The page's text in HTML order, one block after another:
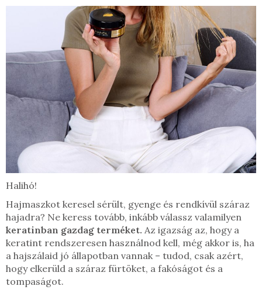
Halihó!
Hajmaszkot keresel sérült, gyenge és rendkívül száraz
hajadra? Ne keress tovább, inkább válassz valamilyen
keratinban gazdag terméket. Az igazság az, hogy a
keratint rendszeresen használnod kell, még akkor is, ha
a hajszálaid jó állapotban vannak – tudod, csak azért,
hogy elkerüld a száraz fürtöket, a fakóságot és a
tompaságot.